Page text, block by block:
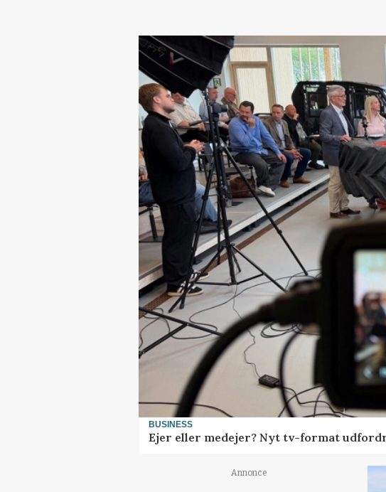
BUSINESS
Ejer eller medejer? Nyt tv-format
Annonce